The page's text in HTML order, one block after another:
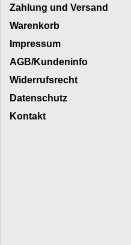
Zahlung und Versand
Warenkorb
Impressum
AGB/Kundeninfo
Widerrufsrecht
Datenschutz
Kontakt